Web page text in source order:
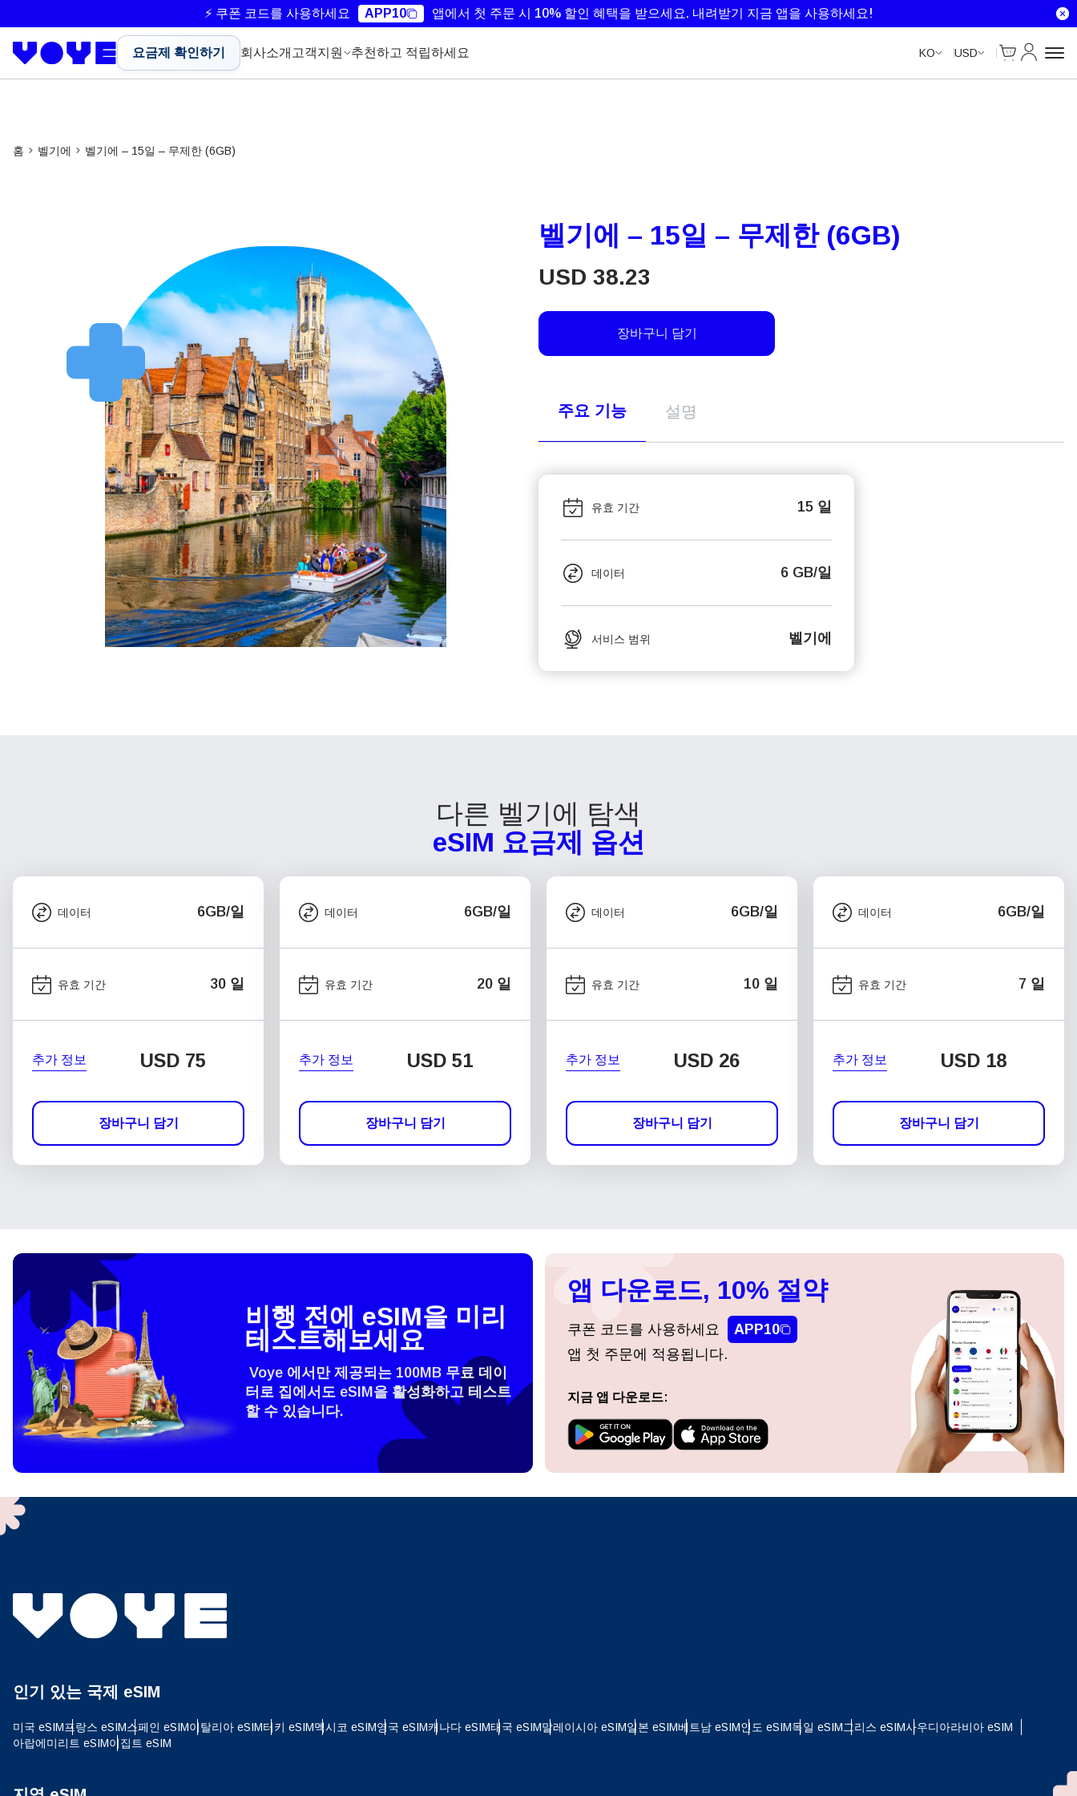
⚡ 쿠폰 코드를 사용하세요 APP10 앱에서 첫 주문 시 10% 할인 혜택을 받으세요. 내려받기 지금 앱을 사용하세요!
요금제 확인하기 회사소개 고객지원 추천하고 적립하세요 KO USD
Cart
내 계정
홈 벨기에 벨기에 – 15일 – 무제한 (6GB)
벨기에 – 15일 – 무제한 (6GB)
USD 38.23
장바구니 담기
주요 기능 설명
유효 기간 15 일
데이터 6 GB/일
서비스 범위 벨기에
다른 벨기에 탐색
eSIM 요금제 옵션
데이터 6GB/일
유효 기간 30 일
추가 정보 USD 75
장바구니 담기
데이터 6GB/일
유효 기간 20 일
추가 정보 USD 51
장바구니 담기
데이터 6GB/일
유효 기간 10 일
추가 정보 USD 26
장바구니 담기
데이터 6GB/일
유효 기간 7 일
추가 정보 USD 18
장바구니 담기
How do I get my eSim?
To get your eSIM, start by checking if your device supports eSIM
They will provide you with a QR code or activation details that you can scan
비행 전에 eSIM을 미리
테스트해보세요
Voye 에서만 제공되는 100MB 무료 데이
터로 집에서도 eSIM을 활성화하고 테스트
할 수 있습니다.
앱 다운로드, 10% 절약
쿠폰 코드를 사용하세요
APP10
앱 첫 주문에 적용됩니다.
지금 앱 다운로드:
인기 있는 국제 eSIM
미국 eSIM프랑스 eSIM스페인 eSIM이탈리아 eSIM터키 eSIM멕시코 eSIM영국 eSIM캐나다 eSIM태국 eSIM말레이시아 eSIM일본 eSIM베트남 eSIM인도 eSIM독일 eSIM그리스 eSIM사우디아라비아 eSIM
아랍에미리트 eSIM이집트 eSIM
언어 선택: 로그인 또는 회원가입